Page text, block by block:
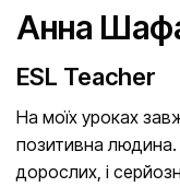
Анна
ESL Teacher
На моїх уроках
позитивна людина.
дорослих, і